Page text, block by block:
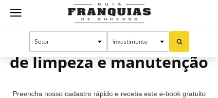
Guia
Franquias
Guia prático: Franquias
de limpeza e manutenção
Preencha nosso cadastro rápido e receba este e-book gratuito